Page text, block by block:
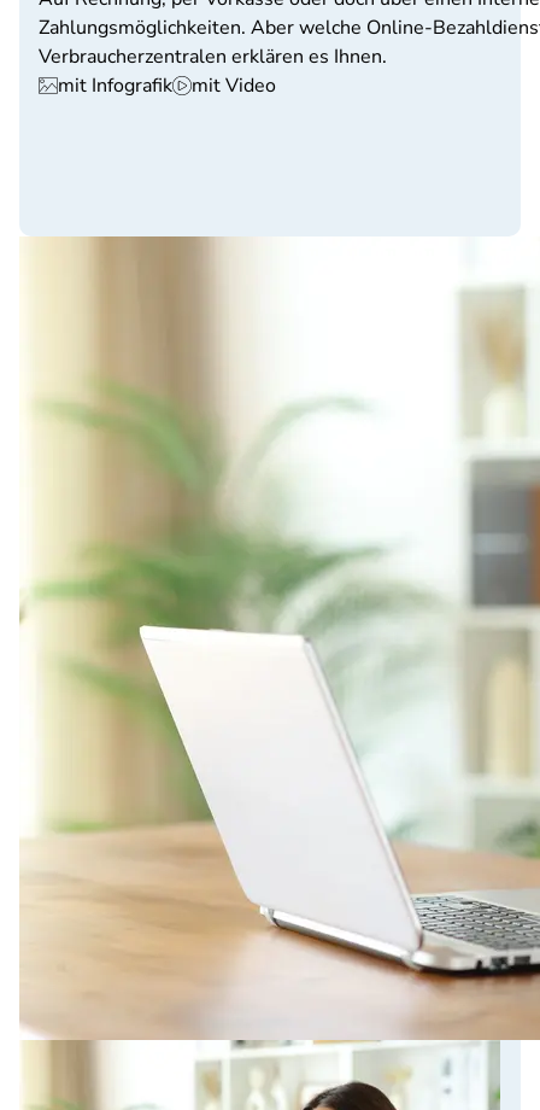
Zahlungsmöglichkeiten. Aber welche Online-
Verbraucherzentralen erklären es Ihnen.
mit Infografik
mit Video